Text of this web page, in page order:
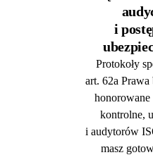
i
Protokoły
art. 62a
honorowane
kontrolne,
i audytorów
masz